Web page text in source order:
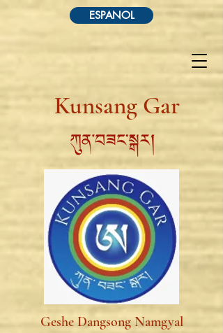
Kunsang Gar
ESPANOL
Geshe Dangsong Namgyal